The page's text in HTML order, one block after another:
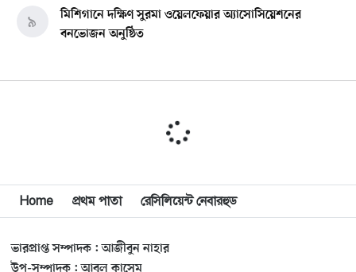
মিশিগানে দক্ষিণ সুরমা ওয়েলফেয়ার অ্যাসোসিয়েশনের
বনভোজন অনুষ্ঠিত
৯
বিশ্বজুড়ে কূটনৈতিক পুনর্বিন্যাস, ৫ অঞ্চলে মিশন বন্ধ করছে
১০
মিশিগানে ফ্রেন্ডস এন্ড ফ্যামিলির বনভোজনে প্রাণের উচ্ছ্বাস
মিশিগানে ডেমোক্র্যাটদের প্রাইমারিতে আল-সাইয়েদকে হারাতে
কেন এত মরিয়া ইসারায়েলি লবি এআইপ্যাক
১২
মুনা দাওয়াহ কনফারেন্স ২০২৬ সম্পর্কে প্রেস ব্রিফিং
Home প্রথম পাতা রেসিলিয়েন্ট নেবারহুড
ভারপ্রাপ্ত সম্পাদক : আজীবুন নাহার
উপ-সম্পাদক : আবুল কাসেম